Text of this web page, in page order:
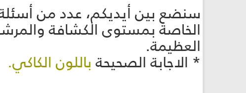
سنضع بين أيديكم، عدد من أسئلة
الخاصة بمستوى الكشافة
العظيمة.
* الاجابة الصحيحة باللون الكاكي.